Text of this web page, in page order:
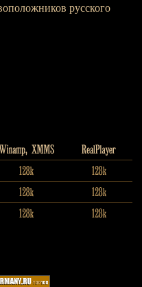
русского